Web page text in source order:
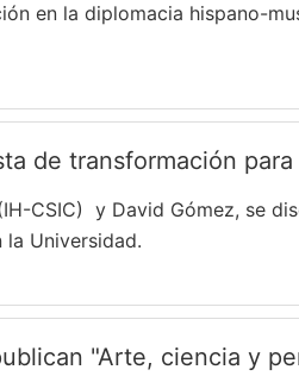
en la diplomacia hispano-
de transformación
CSIC) y David Gómez, se
Universidad.
"Arte, ciencia y